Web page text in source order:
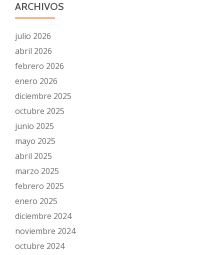
ARCHIVOS
julio 2026
abril 2026
febrero 2026
enero 2026
diciembre 2025
octubre 2025
junio 2025
mayo 2025
abril 2025
marzo 2025
febrero 2025
enero 2025
diciembre 2024
noviembre 2024
octubre 2024